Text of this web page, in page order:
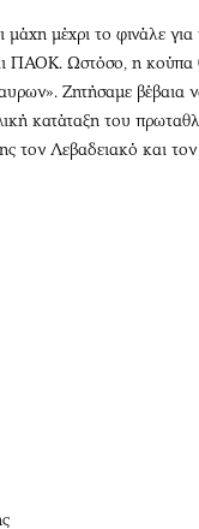
μάχη μέχρι το φινάλε για
ΠΑΟΚ. Ωστόσο, η κούπα
Ζητήσαμε βέβαια
κατάταξη του
τον Λεβαδειακό και